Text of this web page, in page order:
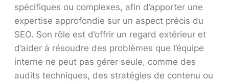
spécifiques ou complexes, afin d’apporter une
expertise approfondie sur un aspect précis du
SEO. Son rôle est d’offrir un regard extérieur et
d’aider à résoudre des problèmes que l’équipe
interne ne peut pas gérer seule, comme des
audits techniques, des stratégies de contenu ou